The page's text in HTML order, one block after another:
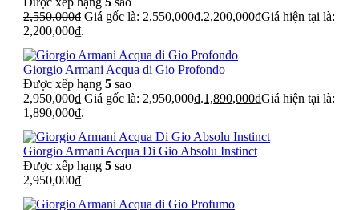
2,550,000₫ Giá gốc là: 2,550,000₫.2,200,000₫Giá hiện tại là:
2,200,000₫.
Giorgio Armani Acqua di Gio Profondo
Được xếp hạng 5 sao
2,950,000₫ Giá gốc là: 2,950,000₫.1,890,000₫Giá hiện tại là:
1,890,000₫.
Giorgio Armani Acqua Di Gio Absolu Instinct
Được xếp hạng 5 sao
2,950,000₫